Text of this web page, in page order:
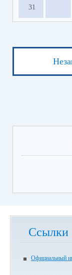
31
Ссылки
Официальный